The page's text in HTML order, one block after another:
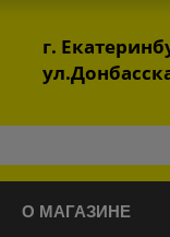
г.
О МАГАЗИНЕ